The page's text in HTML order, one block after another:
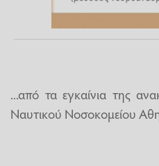
...από τα εγκαίνια της
Ναυτικού Νοσοκομείου